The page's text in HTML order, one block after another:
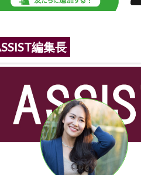
編集長